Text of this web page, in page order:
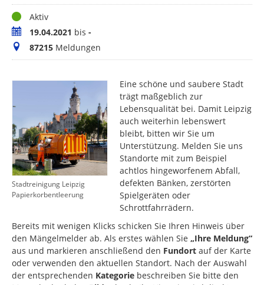
StatusAktiv
Zeitraum19.04.2021 bis -
Meldungen
87215 Meldungen
Stadtreinigung Leipzig
Papierkorbentleerung
Eine schöne und saubere Stadt
trägt maßgeblich zur
Lebensqualität bei. Damit Leipzig
auch weiterhin lebenswert
bleibt, bitten wir Sie um
Unterstützung. Melden Sie uns
Standorte mit zum Beispiel
achtlos hingeworfenem Abfall,
defekten Bänken, zerstörten
Spielgeräten oder
Schrottfahrrädern.
Bereits mit wenigen Klicks schicken Sie Ihren Hinweis über
den Mängelmelder ab. Als erstes wählen Sie „Ihre Meldung“
aus und markieren anschließend den Fundort auf der Karte
oder verwenden den aktuellen Standort. Nach der Auswahl
der entsprechenden Kategorie beschreiben Sie bitte den